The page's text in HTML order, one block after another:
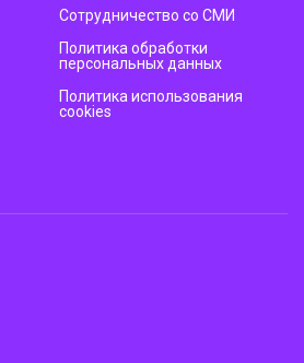
Сотрудничество со СМИ
Политика обработки
персональных данных
Политика использования
cookies